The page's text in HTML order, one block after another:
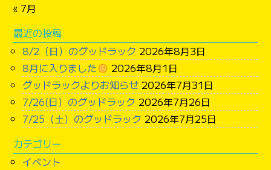
« 7月
最近の投稿
8/2（日）のグッドラック 2026年8月3日
8月に入りました
2026年8月1日
グッドラックよりお知らせ 2026年7月31日
7/26(日）のグッドラック 2026年7月26日
7/25（土）のグッドラック 2026年7月25日
カテゴリー
イベント